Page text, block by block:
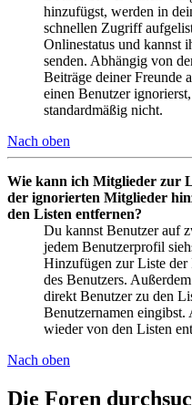
hinzufügst, werden in
schnellen Zugriff
Onlinestatus und kannst
senden. Abhängig von
Beiträge deiner Freunde
einen Benutzer
standardmäßig nicht.
Nach oben
Wie kann ich Mitglieder zur
der ignorierten Mitglieder
den Listen entfernen?
Du kannst Benutzer auf
jedem Benutzerprofil
Hinzufügen zur Liste der
des Benutzers.
direkt Benutzer zu den
Benutzernamen eingibst.
wieder von den Listen
Nach oben
Die Foren